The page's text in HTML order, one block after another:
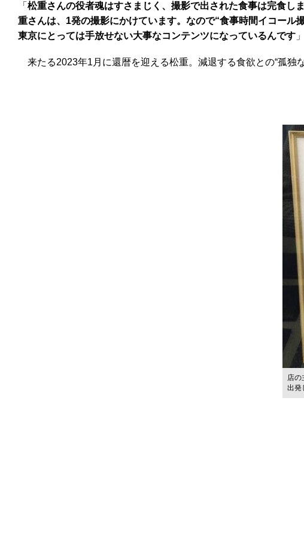
「 松重さんの役者魂はすさまじく、撮影で出された食事は完食し
重さんは、1発の撮影にかけています。なので“食事時間イコー
東京にとっては手放せない大事なコンテンツになっているんです
来たる2023年1月に還暦を迎える松重。減退する食欲との“孤独
店の
出発